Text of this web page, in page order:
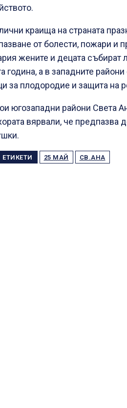
краища на страната
от болести, пожари и
жените и децата събират
година, а в западните
за плодородие и защита на
югозападни райони Света
вярвали, че предпазва
ЕТИКЕТИ 25 МАЙ СВ.АНА